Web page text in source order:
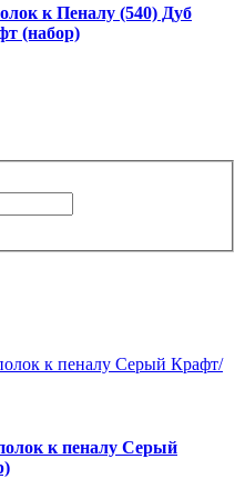
к Пеналу (540) Дуб
(набор)
к пеналу Серый